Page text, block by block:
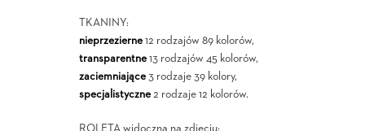
TKANINY:
nieprzezierne12 rodzajów 89 kolorów,
transparentne13 rodzajów 45 kolorów,
zaciemniające3 rodzaje 39 kolory,
specjalistyczne2 rodzaje 12 kolorów.
ROLETA widoczna na zdjęciu: